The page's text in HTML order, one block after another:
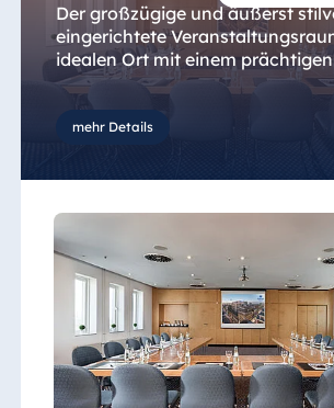
Der großzügige und äußerst
eingerichtete
idealen Ort mit einem
über Berlin.
Neben dem komfortabel und
moderne Präsentationstechnik
Auf Wunsch versorgen wir Sie
Ihrer Schulungen mit
Cateringspezialitäten im Raum.
mehr Details